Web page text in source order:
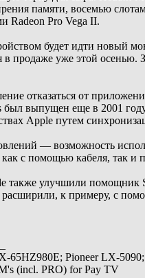
памяти, восемью
Radeon Pro Vega II.
будет идти новый
в продаже уже этой
отказаться от
был выпущен еще в 2001
Apple путем
— возможность
с помощью кабеля, так и
также улучшили помощник
расширили, к примеру, с
65HZ980E; Pioneer LX-
(incl. PRO) for Pay TV